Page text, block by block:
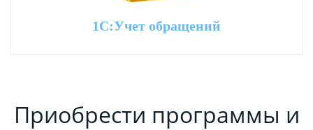
1С:Учет обращений
Приобрести программы и